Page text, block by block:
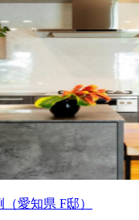
愛知県 F邸）